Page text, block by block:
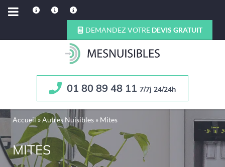
DEMANDEZ VOTRE DEVIS GRATUIT
01 80 89 48 11 7/7j 24/24h
Accueil»Autres Nuisibles » Mites
MITES